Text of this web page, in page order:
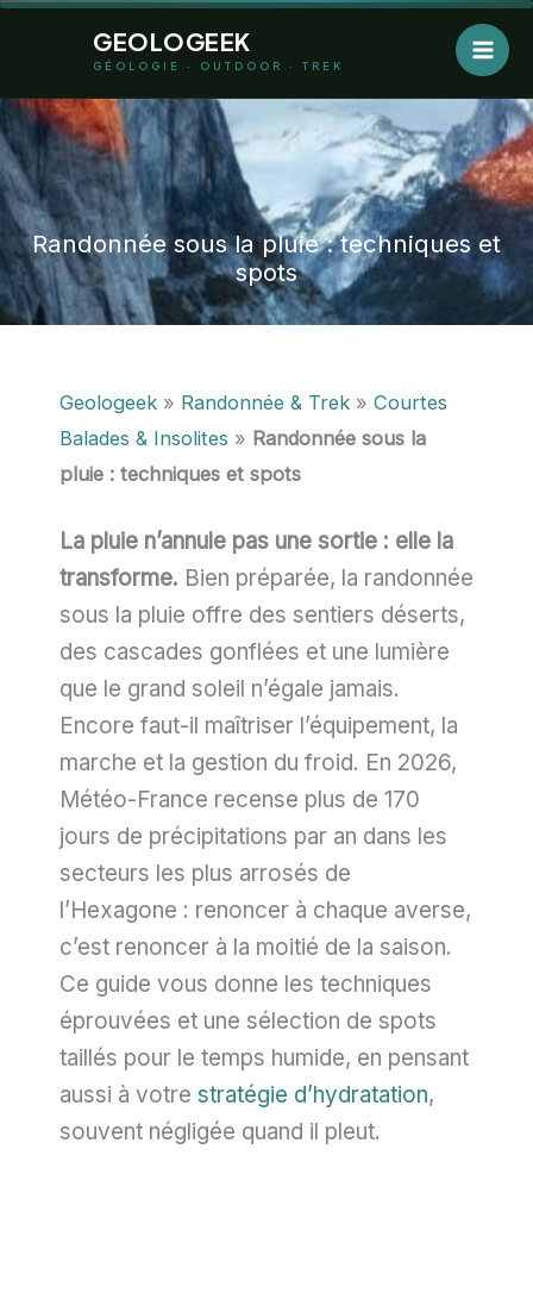
GEOLOGEEK
GÉOLOGIE · OUTDOOR · TREK
Randonnée sous la pluie : techniques et
spots
Geologeek » Randonnée & Trek » Courtes
Balades & Insolites » Randonnée sous la
pluie : techniques et spots
La pluie n’annule pas une sortie : elle la
transforme. Bien préparée, la randonnée
sous la pluie offre des sentiers déserts,
des cascades gonflées et une lumière
que le grand soleil n’égale jamais.
Encore faut-il maîtriser l’équipement, la
marche et la gestion du froid. En 2026,
Météo-France recense plus de 170
jours de précipitations par an dans les
secteurs les plus arrosés de
l’Hexagone : renoncer à chaque averse,
c’est renoncer à la moitié de la saison.
Ce guide vous donne les techniques
éprouvées et une sélection de spots
taillés pour le temps humide, en pensant
aussi à votre stratégie d’hydratation,
souvent négligée quand il pleut.